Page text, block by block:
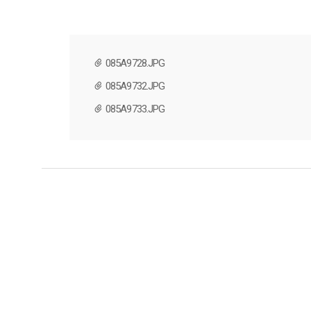
085A9728.JPG
085A9732.JPG
085A9733.JPG